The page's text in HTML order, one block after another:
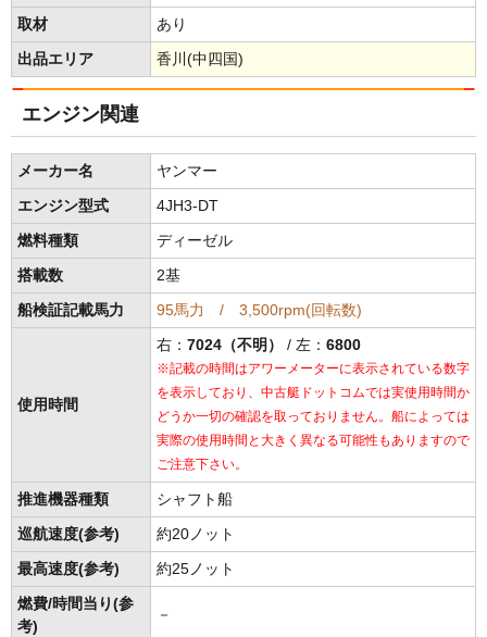
取材 あり
出品エリア 香川(中四国)
エンジン関連
メーカー名 ヤンマー
エンジン型式 4JH3-DT
燃料種類 ディーゼル
搭載数 2基
船検証記載馬力 95馬力 / 3,500rpm(回転数)
使用時間
右： 7024（不明） / 左： 6800
※記載の時間はアワーメーターに表示されている数字
を表示しており、中古艇ドットコムでは実使用時間か
どうか一切の確認を取っておりません。船によっては
実際の使用時間と大きく異なる可能性もありますので
ご注意下さい。
推進機器種類 シャフト船
巡航速度(参考) 約20ノット
最高速度(参考) 約25ノット
燃費/時間当り(参
考)
－